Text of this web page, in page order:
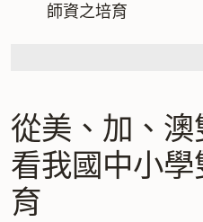
區
師資之培育
從美、加、
看我國中小
育